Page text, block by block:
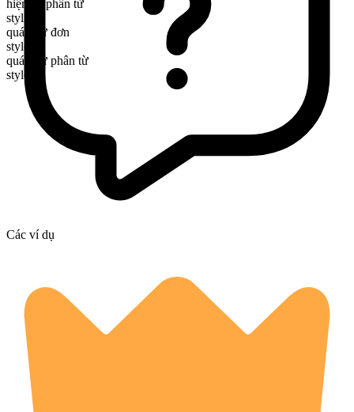
hiện tại phân từ
styling
quá khứ đơn
styled
quá khứ phân từ
styled
Các ví dụ